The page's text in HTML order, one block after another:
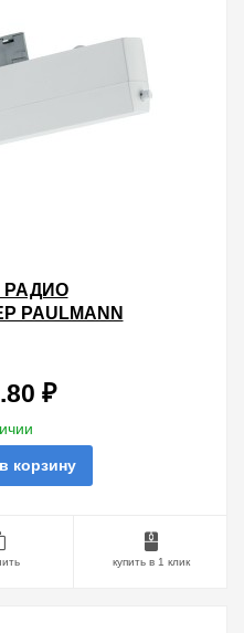
РАДИО
PAULMANN
₽
корзину
купить в 1 клик